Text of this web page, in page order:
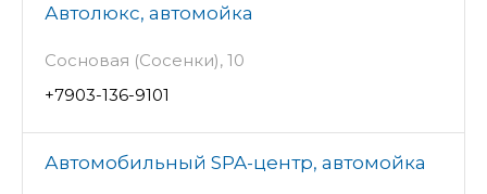
Автолюкс, автомойка
Сосновая (Сосенки), 10
+7903-136-9101
Автомобильный SPA-центр, автомойка